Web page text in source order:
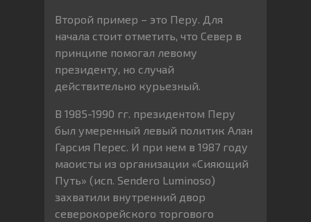
Второй пример – это Перу. Для
начала стоит отметить, что Север в
принципе помогал левому
президенту, но случай
действительно курьезный.
В 1985-1990 гг. президентом Перу
был умеренный левый политик Алан
Гарсия Перес. И при нем в 1987 году
маоисты из организации «Сияющий
Путь» (исп. Sendero Luminoso)
захватили внутренний двор
северокорейского торгового